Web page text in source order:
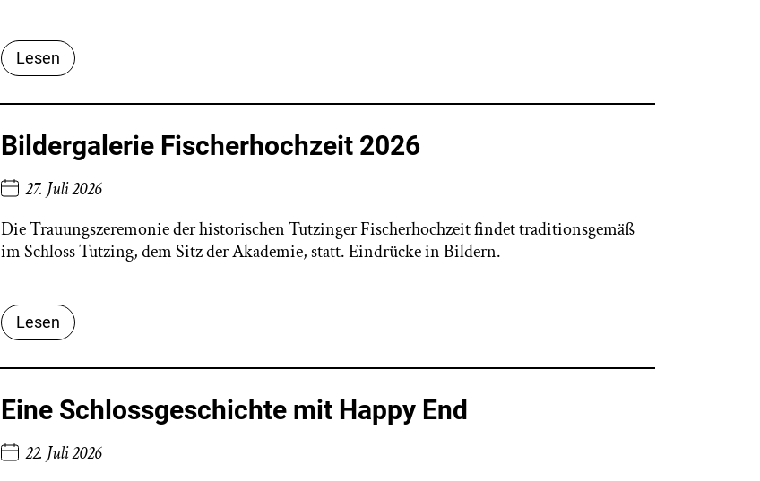
Lesen
Bildergalerie Fischerhochzeit 2026
27. Juli 2026
Die Trauungszeremonie der historischen Tutzinger Fischerhochzeit findet traditionsgemäß
im Schloss Tutzing, dem Sitz der Akademie, statt. Eindrücke in Bildern.
Lesen
Eine Schlossgeschichte mit Happy End
22. Juli 2026